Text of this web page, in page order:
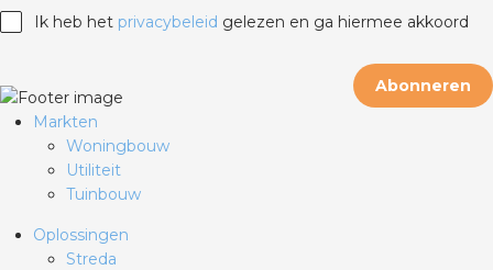
Ik heb het privacybeleid gelezen en ga hiermee akkoord
Abonneren
Markten
Woningbouw
Utiliteit
Tuinbouw
Oplossingen
Streda